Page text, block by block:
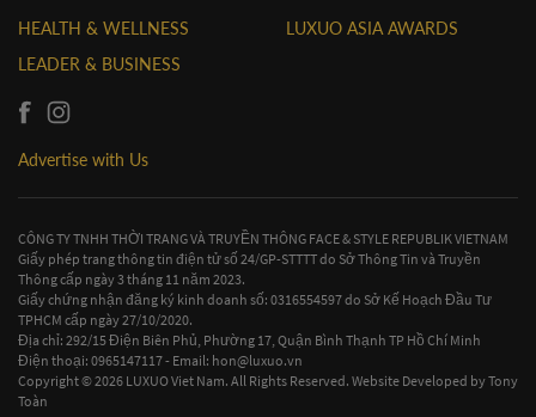
HEALTH & WELLNESS
LEADER & BUSINESS
LUXUO ASIA AWARDS
Advertise with Us
CÔNG TY TNHH THỜI TRANG VÀ TRUYỀN THÔNG FACE & STYLE REPUBLIK VIETNAM
Giấy phép trang thông tin điện tử số 24/GP-STTTT do Sở Thông Tin và Truyền
Thông cấp ngày 3 tháng 11 năm 2023.
Giấy chứng nhận đăng ký kinh doanh số: 0316554597 do Sở Kế Hoạch Đầu Tư
TPHCM cấp ngày 27/10/2020.
Địa chỉ: 292/15 Điện Biên Phủ, Phường 17, Quận Bình Thạnh TP Hồ Chí Minh
Điện thoại: 0965147117 - Email: hon@luxuo.vn
Copyright © 2026 LUXUO Viet Nam. All Rights Reserved. Website Developed byTony
Toàn